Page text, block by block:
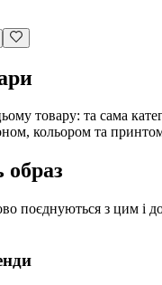
товару: та сама
кольором та
образ
поєднуються з цим і